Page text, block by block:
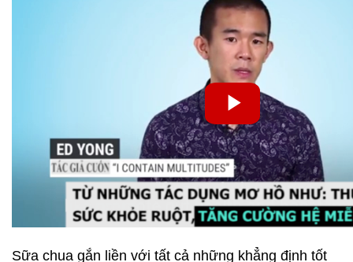
Sữa chua gắn liền với tất cả những khẳng định tốt